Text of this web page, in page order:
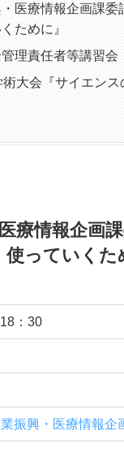
医療情報企画課
ために』
理責任者等講習会
大会『サイエンス
療情報企画
っていくた
：30
振興・医療情報企